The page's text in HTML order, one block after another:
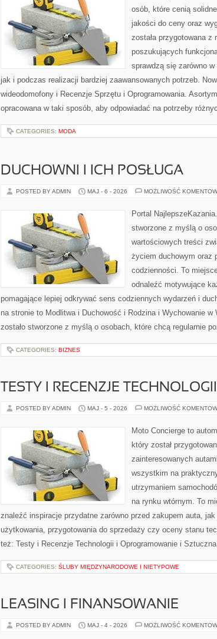
osób, które cenią
jakości do ceny oraz
została przygotowana
poszukujących
sprawdzą się zarówno
jak i podczas realizacji bardziej zaawansowanych potrzeb.
wideodomofony i Recenzje Sprzętu i Oprogramowania.
opracowana w taki sposób, aby odpowiadać na potrzeby
CATEGORIES: MODA
DUCHOWNI I ICH POSŁUGA
POSTED BY ADMIN MAJ - 6 - 2026 MOŻLIWOŚĆ
Portal
stworzone z myślą o
wartościowych treści
życiem duchowym oraz
codzienności. To
odnaleźć motywujące
pomagające lepiej odkrywać sens codziennych wydarzeń i
na stronie to Modlitwa i Duchowość i Rodzina i Wychowanie w
zostało stworzone z myślą o osobach, które chcą regularnie
CATEGORIES: BIZNES
TESTY I RECENZJE TECHNOLOGII
POSTED BY ADMIN MAJ - 5 - 2026 MOŻLIWOŚĆ
Moto Concierge to
który został
zainteresowanych
wszystkim na
utrzymaniem
na rynku wtórnym. To
znaleźć inspiracje przydatne zarówno przed zakupem auta,
użytkowania, przygotowania do sprzedaży czy oceny stanu
też: Testy i Recenzje Technologii i Oprogramowanie i
CATEGORIES: ŚLUBY MIĘDZYNARODOWE I NIETYPOWE
LEASING I FINANSOWANIE
POSTED BY ADMIN MAJ - 4 - 2026 MOŻLIWOŚĆ